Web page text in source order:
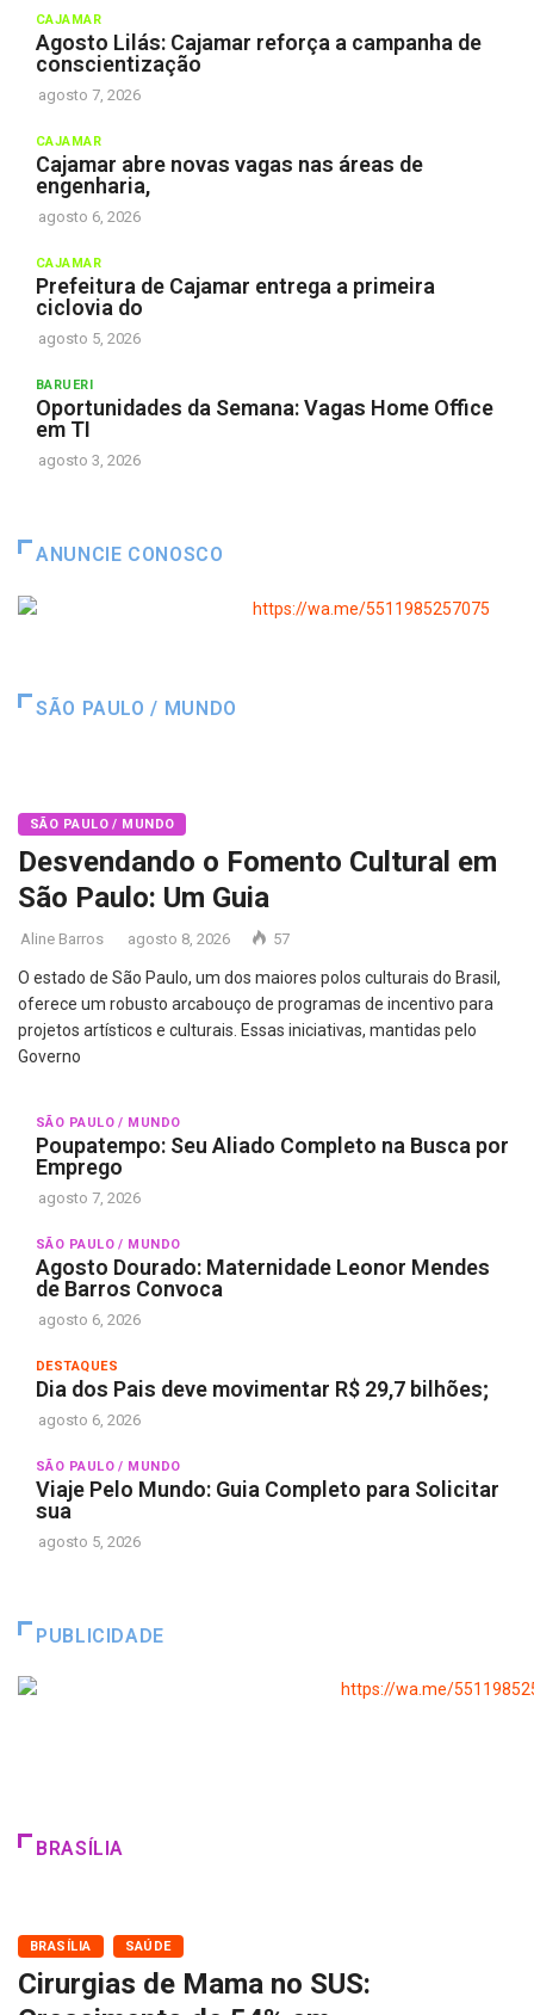
CAJAMAR
Agosto Lilás: Cajamar reforça a campanha de
conscientização
agosto 7, 2026
CAJAMAR
Cajamar abre novas vagas nas áreas de
engenharia,
agosto 6, 2026
CAJAMAR
Prefeitura de Cajamar entrega a primeira
ciclovia do
agosto 5, 2026
BARUERI
Oportunidades da Semana: Vagas Home Office
em TI
agosto 3, 2026
ANUNCIE CONOSCO
SÃO PAULO / MUNDO
SÃO PAULO / MUNDO
Desvendando o Fomento Cultural em
São Paulo: Um Guia
Aline Barros agosto 8, 2026 57
O estado de São Paulo, um dos maiores polos culturais do Brasil,
oferece um robusto arcabouço de programas de incentivo para
projetos artísticos e culturais. Essas iniciativas, mantidas pelo
Governo
SÃO PAULO / MUNDO
Poupatempo: Seu Aliado Completo na Busca por
Emprego
agosto 7, 2026
SÃO PAULO / MUNDO
Agosto Dourado: Maternidade Leonor Mendes
de Barros Convoca
agosto 6, 2026
DESTAQUES
Dia dos Pais deve movimentar R$ 29,7 bilhões;
agosto 6, 2026
SÃO PAULO / MUNDO
Viaje Pelo Mundo: Guia Completo para Solicitar
sua
agosto 5, 2026
PUBLICIDADE
BRASÍLIA
BRASÍLIA SAÚDE
Cirurgias de Mama no SUS: